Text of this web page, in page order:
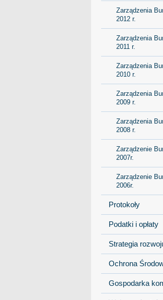
Zarządzenia
2012 r.
Zarządzenia
2011 r.
Zarządzenia
2010 r.
Zarządzenia
2009 r.
Zarządzenia
2008 r.
Zarządzenie
2007r.
Zarządzenie
2006r.
Protokoły
Podatki i opłaty
Strategia
Ochrona
Gospodarka